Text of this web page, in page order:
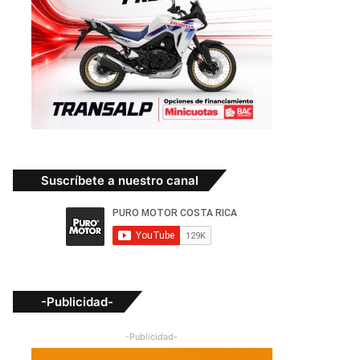
Suscríbete a nuestro canal
-Publicidad-
-Publicidad-